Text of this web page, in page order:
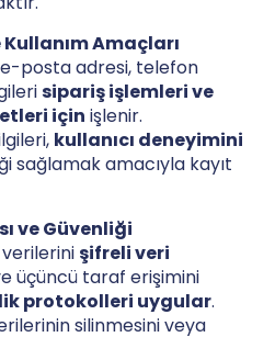
Amaçları
e-posta adresi, telefon
sipariş işlemleri ve
için işlenir.
kullanıcı deneyimini
sağlamak amacıyla kayıt
ve Güvenliği
verilerini şifreli veri
üçüncü taraf erişimini
protokolleri uygular.
silinmesini veya